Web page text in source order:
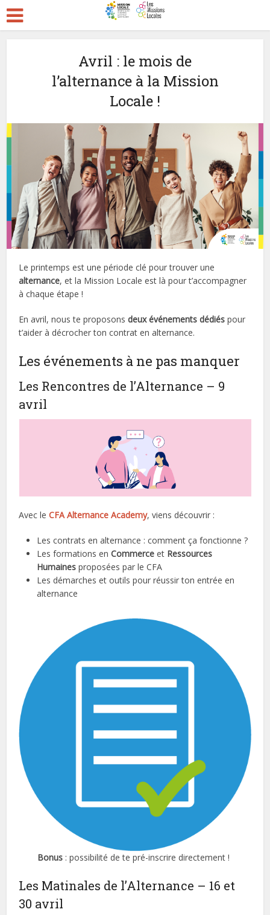
Avril : le mois de
l’alternance à la Mission
Locale !
Le printemps est une période clé pour trouver une
alternance, et la Mission Locale est là pour t’accompagner
à chaque étape !
En avril, nous te proposonsdeux événements dédiés pour
t’aider à décrocher ton contrat en alternance.
Les événements à ne pas manquer
Les Rencontres de l’Alternance – 9
avril
Avec leCFA Alternance Academy, viens découvrir :
Les contrats en alternance : comment ça fonctionne ?
Les formations enCommerce et Ressources
Humaines proposées par le CFA
Les démarches et outils pour réussir ton entrée en
alternance
Bonus : possibilité de te pré-inscrire directement !
Les Matinales de l’Alternance – 16 et
30 avril